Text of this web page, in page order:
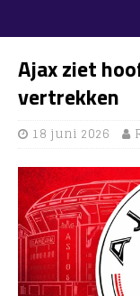
Ajax ziet
vertrekken
18 juni 2026